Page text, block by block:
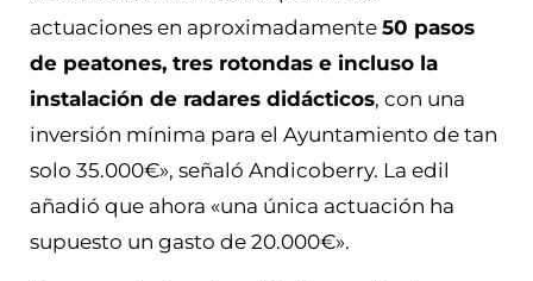
actuaciones en aproximadamente 50 pasos
de peatones, tres rotondas e incluso la
instalación de radares didácticos, con una
inversión mínima para el Ayuntamiento de tan
solo 35.000€», señaló Andicoberry. La edil
añadió que ahora «una única actuación ha
supuesto un gasto de 20.000€».